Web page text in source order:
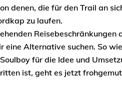
denen, die für den Trail an
zu laufen.
Reisebeschränkungen
eine Alternative suchen. So
für die Idee und
ist, geht es jetzt